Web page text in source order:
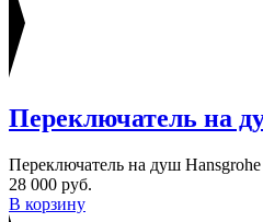
Переключатель на
Переключатель на душ
28 000 руб.
В корзину